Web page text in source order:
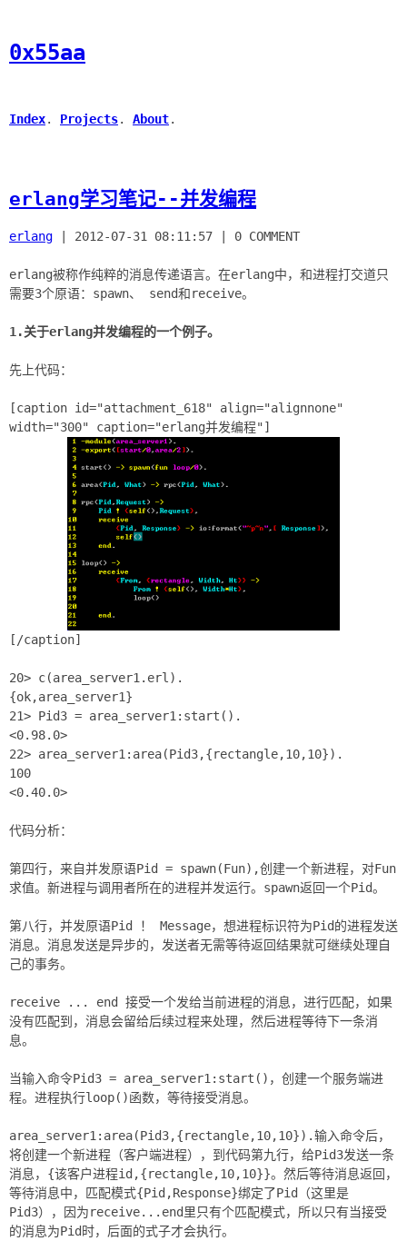
0x55aa
Index. Projects. About.
erlang学习笔记--并发编程
erlang 2012-07-31 08:11:57 0 COMMENT
erlang被称作纯粹的消息传递语言。在erlang中，和进程打交道只
需要3个原语：spawn、 send和receive。
1.关于erlang并发编程的一个例子。
先上代码：
[caption id="attachment_618" align="alignnone"
width="300" caption="erlang并发编程"]
[/caption]
20> c(area_server1.erl).
{ok,area_server1}
21> Pid3 = area_server1:start().
<0.98.0>
22> area_server1:area(Pid3,{rectangle,10,10}).
100
<0.40.0>
代码分析：
第四行，来自并发原语Pid = spawn(Fun),创建一个新进程，对Fun
求值。新进程与调用者所在的进程并发运行。spawn返回一个Pid。
第八行，并发原语Pid ！ Message，想进程标识符为Pid的进程发送
消息。消息发送是异步的，发送者无需等待返回结果就可继续处理自
己的事务。
receive ... end 接受一个发给当前进程的消息，进行匹配，如果
没有匹配到，消息会留给后续过程来处理，然后进程等待下一条消
息。
当输入命令Pid3 = area_server1:start()，创建一个服务端进
程。进程执行loop()函数，等待接受消息。
area_server1:area(Pid3,{rectangle,10,10}).输入命令后，
将创建一个新进程（客户端进程），到代码第九行，给Pid3发送一条
消息，{该客户进程id,{rectangle,10,10}}。然后等待消息返回，
等待消息中，匹配模式{Pid,Response}绑定了Pid（这里是
Pid3），因为receive...end里只有个匹配模式，所以只有当接受
的消息为Pid时，后面的式子才会执行。